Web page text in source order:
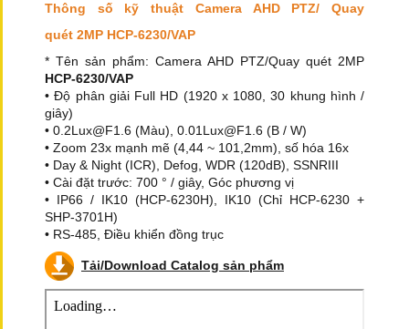
Thông số kỹ thuật Camera AHD PTZ/ Quay
quét 2MP HCP-6230/VAP
* Tên sản phẩm: Camera AHD PTZ/Quay quét 2MP
HCP-6230/VAP
• Độ phân giải Full HD (1920 x 1080, 30 khung hình /
giây)
• 0.2Lux@F1.6 (Màu), 0.01Lux@F1.6 (B / W)
• Zoom 23x mạnh mẽ (4,44 ~ 101,2mm), số hóa 16x
• Day & Night (ICR), Defog, WDR (120dB), SSNRIII
• Cài đặt trước: 700 ° / giây, Góc phương vị
• IP66 / IK10 (HCP-6230H), IK10 (Chỉ HCP-6230 +
SHP-3701H)
• RS-485, Điều khiển đồng trục
Tải/Download Catalog sản phẩm